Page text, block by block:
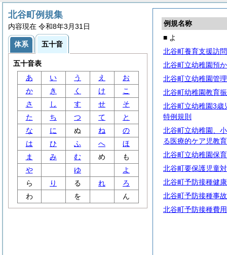
例規名称
■ よ
北谷町養育支援訪
北谷町立幼稚園預
北谷町立幼稚園管
北谷町幼稚園教育
北谷町立幼稚園3歳
特例規則
北谷町立幼稚園、
る医療的ケア児教
北谷町立幼稚園保
北谷町要保護児童
北谷町予防接種健
北谷町予防接種事
北谷町予防接種費
北谷町例規集
内容現在 令和8年3月31日
体系 五十音
五十音表
あ
い う え
お
か
き く け
こ
さ
し す せ
そ
た
ち つ て
と
な
に ぬ ね
の
は
ひ ふ へ
ほ
ま
み む め
も
や
ゆ
よ
ら
り る れ
ろ
わ
を ん